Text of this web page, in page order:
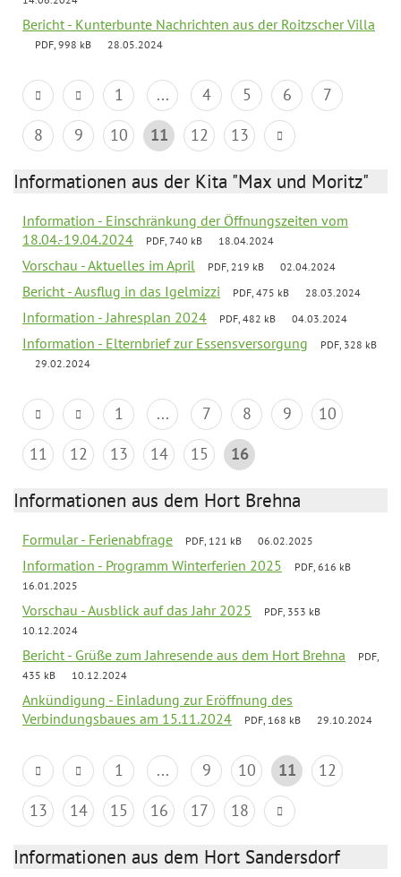
Bericht - Kunterbunte Nachrichten aus der Roitzscher Villa
PDF, 998 kB 28.05.2024
1 ... 4 5 6
7
8
9 10 11 12 13
Informationen aus der Kita "Max und Moritz"
Information - Einschränkung der Öffnungszeiten vom
18.04.-19.04.2024
PDF, 740 kB 18.04.2024
Vorschau - Aktuelles im April PDF, 219 kB 02.04.2024
Bericht - Ausflug in das Igelmizzi PDF, 475 kB 28.03.2024
Information - Jahresplan 2024 PDF, 482 kB 04.03.2024
Information - Elternbrief zur Essensversorgung
PDF, 328 kB
29.02.2024
1 ... 7 8 9
10
11
12 13 14 15 16
Informationen aus dem Hort Brehna
Formular - Ferienabfrage PDF, 121 kB 06.02.2025
Information - Programm Winterferien 2025
PDF, 616 kB
16.01.2025
Vorschau - Ausblick auf das Jahr 2025
PDF, 353 kB
10.12.2024
Bericht - Grüße zum Jahresende aus dem Hort Brehna
PDF,
435 kB
10.12.2024
Ankündigung - Einladung zur Eröffnung des
Verbindungsbaues am 15.11.2024
PDF, 168 kB 29.10.2024
1 ... 9 10 11
12
13
14 15 16 17 18
Informationen aus dem Hort Sandersdorf